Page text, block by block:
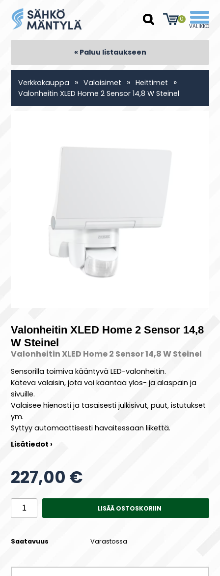
0
« Paluu listaukseen
Verkkokauppa » Valaisimet » Heittimet »
Valonheitin XLED Home 2 Sensor 14,8 W Steinel
Valonheitin XLED Home 2 Sensor 14,8
W Steinel
Valonheitin XLED Home 2 Sensor 14,8 W Steinel
Sensorilla toimiva kääntyvä LED-valonheitin.
Kätevä valaisin, jota voi kääntää ylös- ja alaspäin ja
sivuille.
Valaisee hienosti ja tasaisesti julkisivut, puut, istutukset
ym.
Syttyy automaattisesti havaitessaan liikettä.
Lisätiedot ›
227,00 €
LISÄÄ OSTOSKORIIN
Saatavuus Varastossa